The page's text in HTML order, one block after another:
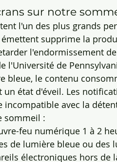
sur notre
l'un des plus grands
supprime la
l'endormissement
l'Université de
bleue, le contenu
un état d'éveil. Les
incompatible avec la
sommeil :
feu numérique 1 à 2
de lumière bleue ou des
électroniques hors de